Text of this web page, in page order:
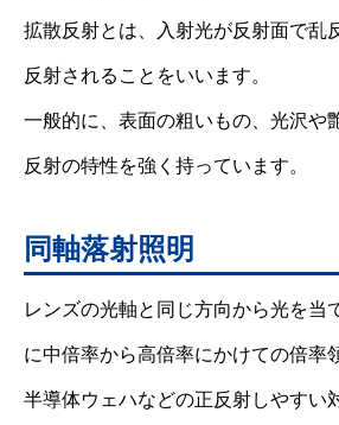
拡散反射とは、入射光が反射面で乱
反射されることをいいます。
一般的に、表面の粗いもの、光沢や
反射の特性を強く持っています。
同軸落射照明
レンズの光軸と同じ方向から光を当
に中倍率から高倍率にかけての倍率
半導体ウェハなどの正反射しやすい